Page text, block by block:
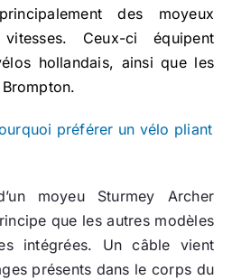
des moyeux
Ceux-ci équipent
hollandais, ainsi que les
préférer un vélo pliant
moyeu Sturmey Archer
que les autres modèles
intégrées. Un câble vient
présents dans le corps du